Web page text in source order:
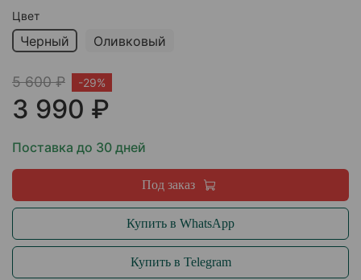
Цвет
Черный Оливковый
5 600 ₽
3 990 ₽
-29%
Поставка до 30 дней
Под заказ
Купить в WhatsApp
Купить в Telegram